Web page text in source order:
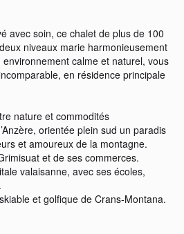
avec soin, ce chalet de plus de 100
niveaux marie harmonieusement
calme et naturel, vous
en résidence principale
nature et commodités
orientée plein sud un paradis
et amoureux de la montagne.
et de ses commerces.
valaisanne, avec ses écoles,
et golfique de Crans-Montana.